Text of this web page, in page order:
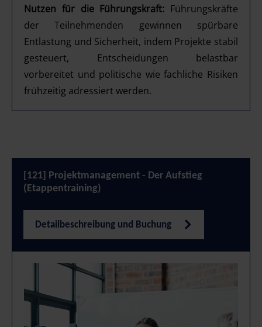
Nutzen für die Führungskraft: Führungskräfte
der Teilnehmenden gewinnen spürbare
Entlastung und Sicherheit, indem Projekte stabil
gesteuert, Entscheidungen belastbar
vorbereitet und politische wie fachliche Risiken
frühzeitig adressiert werden.
[121] Projektmanagement - Der Aufstieg
(Etappentraining)
Detailbeschreibung und Buchung